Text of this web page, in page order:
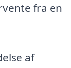
fra en
af